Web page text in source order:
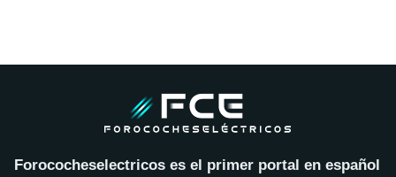
Forococheselectricos es el primer portal en español